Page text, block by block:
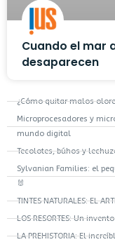
Cuando el mar
desaparecen
¿Cómo quitar malos
Microprocesadores y
mundo digital
Tecolotes, búhos y
Sylvanian Families: el
🐰
TINTES NATURALES: EL
LOS RESORTES: Un
LA PREHISTORIA: El